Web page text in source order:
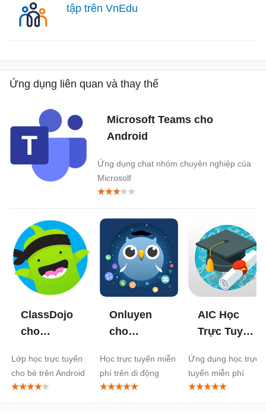
tập trên VnEdu
Ứng dụng liên quan và thay thế
Microsoft Teams cho
Android
Ứng dụng chat nhóm chuyên nghiệp của
Microsolf
ClassDojo
cho
Lớp học trực tuyến
cho bé trên Android
Onluyen
cho
Học trực tuyến miễn
phí trên di động
AIC Học
Trực Tuyến
Android
Ứng dụng học trực
tuyến miễn phí